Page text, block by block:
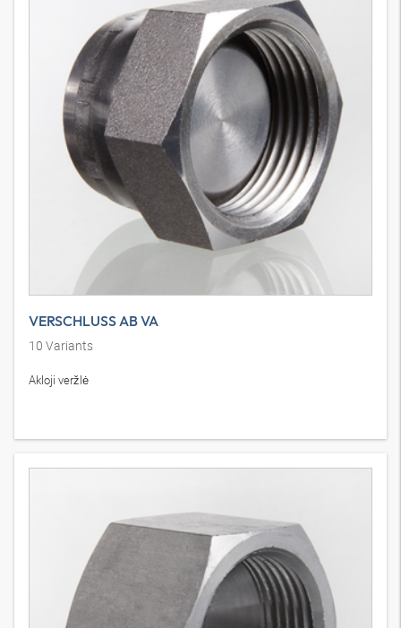
VERSCHLUSS AB VA
10 Variants
Akloji veržlė